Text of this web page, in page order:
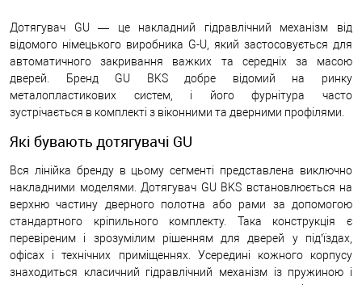
Дотягувач GU — це накладний гідравлічний механізм від
відомого німецького виробника G-U, який застосовується для
автоматичного закривання важких та середніх за масою
дверей. Бренд GU BKS добре відомий на ринку
металопластикових систем, і його фурнітура часто
зустрічається в комплекті з віконними та дверними профілями.
Які бувають дотягувачі GU
Вся лінійка бренду в цьому сегменті представлена виключно
накладними моделями. Дотягувач GU BKS встановлюється на
верхню частину дверного полотна або рами за допомогою
стандартного кріпильного комплекту. Така конструкція є
перевіреним і зрозумілим рішенням для дверей у підʼїздах,
офісах і технічних приміщеннях. Усередині кожного корпусу
знаходиться класичний гідравлічний механізм із пружиною і